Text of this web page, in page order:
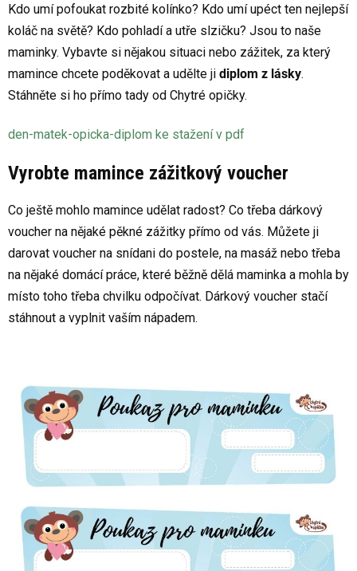
Kdo umí pofoukat rozbité kolínko? Kdo umí upéct ten nejlepší
koláč na světě? Kdo pohladí a utře slzičku? Jsou to naše
maminky. Vybavte si nějakou situaci nebo zážitek, za který
mamince chcete poděkovat a udělte ji diplom z lásky.
Stáhněte si ho přímo tady od Chytré opičky.
den-matek-opicka-diplom ke stažení v pdf
Vyrobte mamince zážitkový voucher
Co ještě mohlo mamince udělat radost? Co třeba dárkový
voucher na nějaké pěkné zážitky přímo od vás. Můžete ji
darovat voucher na snídani do postele, na masáž nebo třeba
na nějaké domácí práce, které běžně dělá maminka a mohla by
místo toho třeba chvilku odpočívat. Dárkový voucher stačí
stáhnout a vyplnit vaším nápadem.